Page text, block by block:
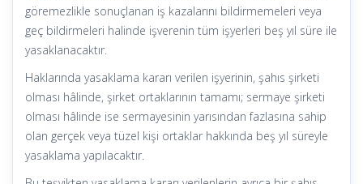
göremezlikle sonuçlanan iş kazalarını bildirmemeleri veya
geç bildirmeleri halinde işverenin tüm işyerleri beş yıl süre ile
yasaklanacaktır.
Haklarında yasaklama kararı verilen işyerinin, şahıs şirketi
olması hâlinde, şirket ortaklarının tamamı; sermaye şirketi
olması hâlinde ise sermayesinin yarısından fazlasına sahip
olan gerçek veya tüzel kişi ortaklar hakkında beş yıl süreyle
yasaklama yapılacaktır.